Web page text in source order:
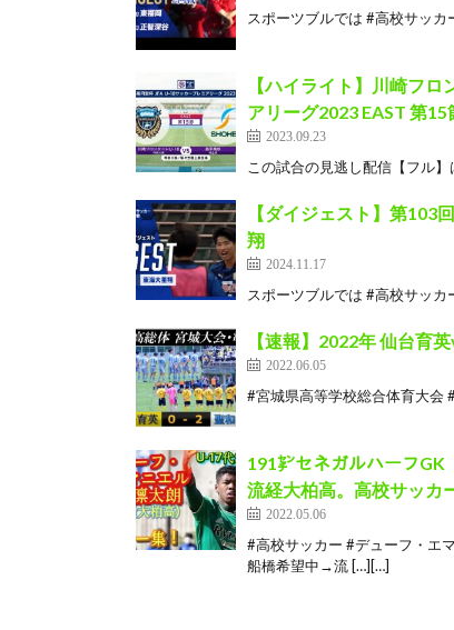
スポーツブルでは #高校サッ
【ハイライト】川崎フ
アリーグ2023 EAST 第15
2023.09.23
この試合の見逃し配信【フル
【ダイジェスト】第103
翔
2024.11.17
スポーツブルでは #高校サッ
【速報】2022年 仙台育
2022.06.05
#宮城県高等学校総合体育大会
191㌢セネガルハーフGK
流経大柏高。高校サッカ
2022.05.06
#高校サッカー #デューフ・エ
船橋希望中→流 […][…]